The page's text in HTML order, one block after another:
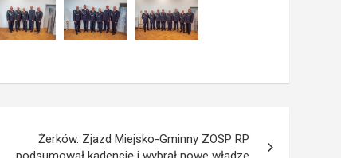
Żerków. Zjazd Miejsko-Gminny ZOSP RP